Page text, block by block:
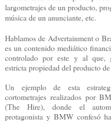
largometrajes de un producto,
música de un anunciante, etc.
Hablamos de Advertainment o
es un contenido mediático
controlado por este y al que,
estricta propiedad del producto
Un ejemplo de esta
cortometrajes realizados por
(The Hire), donde el
protagonista y BMW confesó